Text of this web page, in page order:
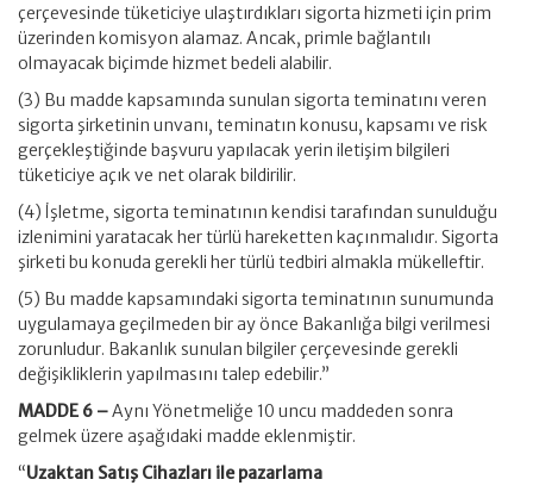
çerçevesinde tüketiciye ulaştırdıkları sigorta hizmeti için prim
üzerinden komisyon alamaz. Ancak, primle bağlantılı
olmayacak biçimde hizmet bedeli alabilir.
(3) Bu madde kapsamında sunulan sigorta teminatını veren
sigorta şirketinin unvanı, teminatın konusu, kapsamı ve risk
gerçekleştiğinde başvuru yapılacak yerin iletişim bilgileri
tüketiciye açık ve net olarak bildirilir.
(4) İşletme, sigorta teminatının kendisi tarafından sunulduğu
izlenimini yaratacak her türlü hareketten kaçınmalıdır. Sigorta
şirketi bu konuda gerekli her türlü tedbiri almakla mükelleftir.
(5) Bu madde kapsamındaki sigorta teminatının sunumunda
uygulamaya geçilmeden bir ay önce Bakanlığa bilgi verilmesi
zorunludur. Bakanlık sunulan bilgiler çerçevesinde gerekli
değişikliklerin yapılmasını talep edebilir.”
MADDE 6 –Aynı Yönetmeliğe 10 uncu maddeden sonra
gelmek üzere aşağıdaki madde eklenmiştir.
“Uzaktan Satış Cihazları ile pazarlama